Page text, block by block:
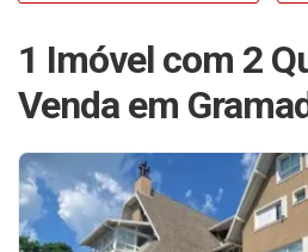
1 Imóvel com 2
Venda em